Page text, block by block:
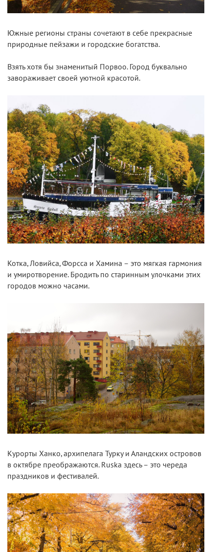
Южные регионы страны сочетают в себе прекрасные
природные пейзажи и городские богатства.
Взять хотя бы знаменитый Порвоо. Город буквально
завораживает своей уютной красотой.
Котка, Ловийса, Форсса и Хамина – это мягкая гармония
и умиротворение. Бродить по старинным улочками этих
городов можно часами.
Курорты Ханко, архипелага Турку и Аландских островов
в октябре преображаются. Ruska здесь – это череда
праздников и фестивалей.